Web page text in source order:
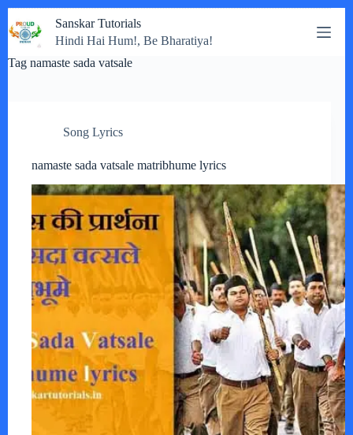
to
content
Sanskar Tutorials
Hindi Hai Hum!, Be Bharatiya!
Tag namaste sada vatsale
Song Lyrics
namaste sada vatsale matribhume lyrics